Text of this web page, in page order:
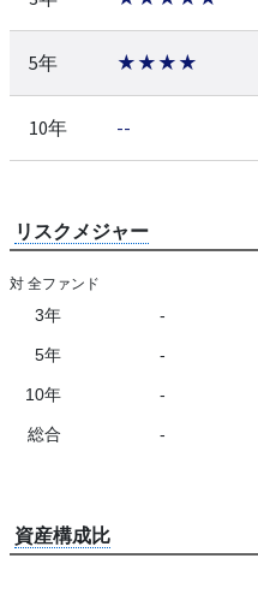
5年 ★★★★
10年 --
リスクメジャー
対 全ファンド
3年 -
5年 -
10年 -
総合 -
資産構成比